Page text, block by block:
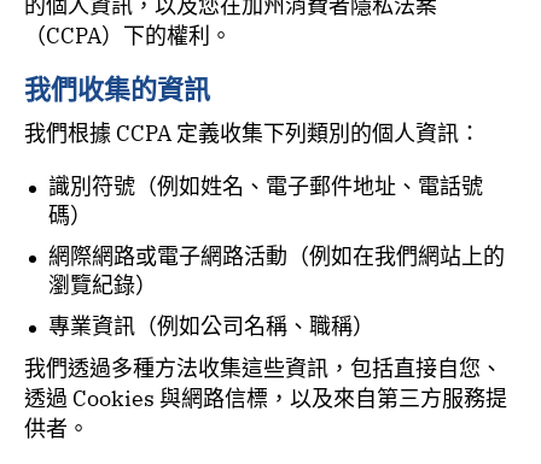
（CCPA）下的權利。
我們收集的資訊
我們根據 CCPA 定義收集下列類別的個人資訊：
識別符號（例如姓名、電子郵件地址、電話號
碼）
網際網路或電子網路活動（例如在我們網站上的
瀏覽紀錄）
專業資訊（例如公司名稱、職稱）
我們透過多種方法收集這些資訊，包括直接自您、
透過 Cookies 與網路信標，以及來自第三方服務提
供者。